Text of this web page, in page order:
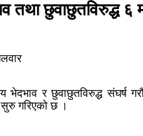
तथा छुवाछुतविरुद्ध ६
भेदभाव र छुवाछुतविरुद्ध संघर्ष
सुरु गरिएको छ ।